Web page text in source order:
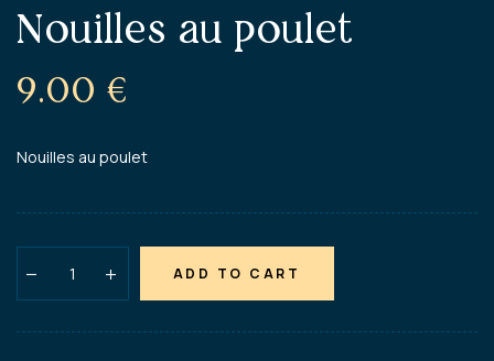
Nouilles au poulet
9.00 €
Nouilles au poulet
ADD TO CART